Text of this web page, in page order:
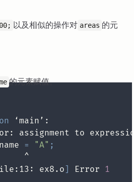
以及相似的操作对 areas 的元
的元素赋值。
assignment to
= "A" ;
ex8.o Error 1